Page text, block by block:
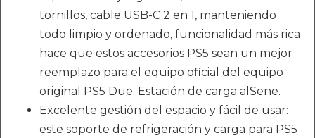
tornillos, cable USB-C 2 en 1, manteniendo
todo limpio y ordenado, funcionalidad más rica
hace que estos accesorios PS5 sean un mejor
reemplazo para el equipo oficial del equipo
original PS5 Due. Estación de carga alSene.
Excelente gestión del espacio y fácil de usar:
este soporte de refrigeración y carga para PS5